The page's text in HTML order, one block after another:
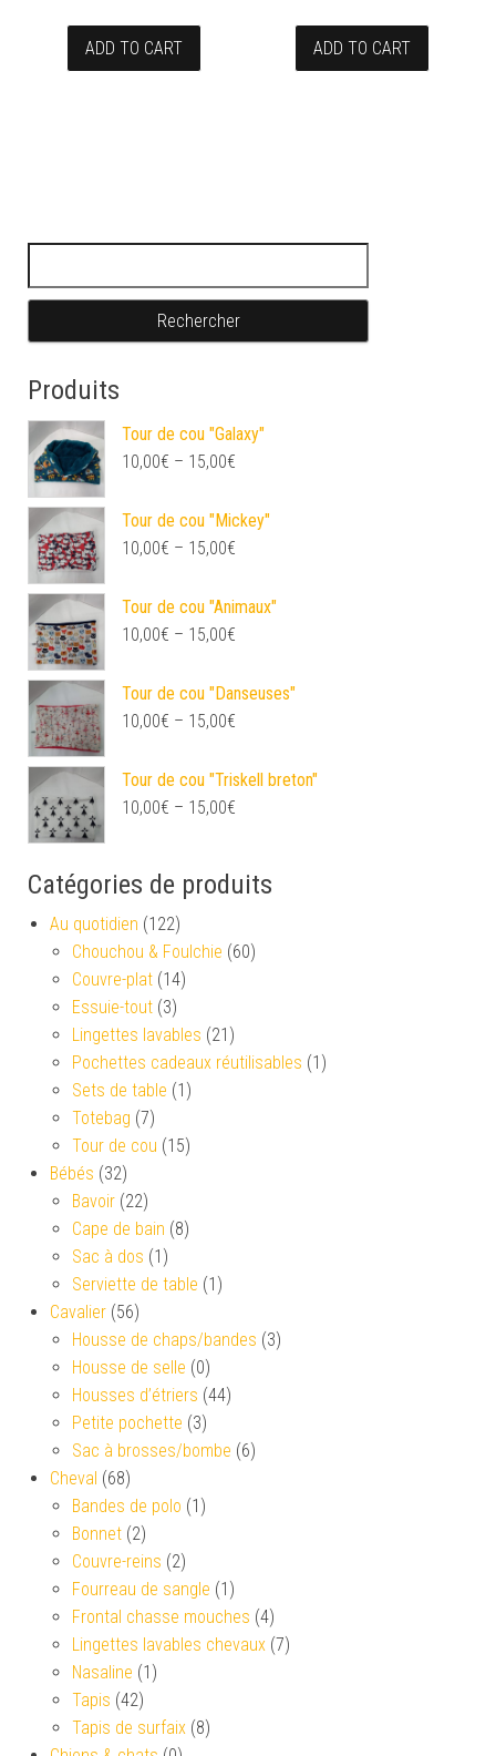
ADD TO CART ADD TO CART
Produits
Tour de cou "Galaxy"
10,00€ – 15,00€
Tour de cou "Mickey"
10,00€ – 15,00€
Tour de cou "Animaux"
10,00€ – 15,00€
Tour de cou "Danseuses"
10,00€ – 15,00€
Tour de cou "Triskell breton"
10,00€ – 15,00€
Catégories de produits
Au quotidien (122)
Chouchou & Foulchie (60)
Couvre-plat (14)
Essuie-tout (3)
Lingettes lavables (21)
Pochettes cadeaux réutilisables (1)
Sets de table (1)
Totebag (7)
Tour de cou (15)
Bébés (32)
Bavoir (22)
Cape de bain (8)
Sac à dos (1)
Serviette de table (1)
Cavalier (56)
Housse de chaps/bandes (3)
Housse de selle (0)
Housses d’étriers (44)
Petite pochette (3)
Sac à brosses/bombe (6)
Cheval (68)
Bandes de polo (1)
Bonnet (2)
Couvre-reins (2)
Fourreau de sangle (1)
Frontal chasse mouches (4)
Lingettes lavables chevaux (7)
Nasaline (1)
Tapis (42)
Tapis de surfaix (8)